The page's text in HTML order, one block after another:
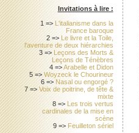
Invitations à lire :
1 => L'italianisme dans la
France baroque
2 => Le livre et la Toile,
l'aventure de deux hiérarchies
3 => Leçons des Morts &
Leçons de Ténèbres
4 =>Arabelle et Didon
5 =>Woyzeck le Chourineur
6 => Nasal ou engorgé ?
7 =>Voix de poitrine, de tête &
mixte
8 => Les trois vertus
cardinales de la mise en
scène
9 => Feuilleton sériel